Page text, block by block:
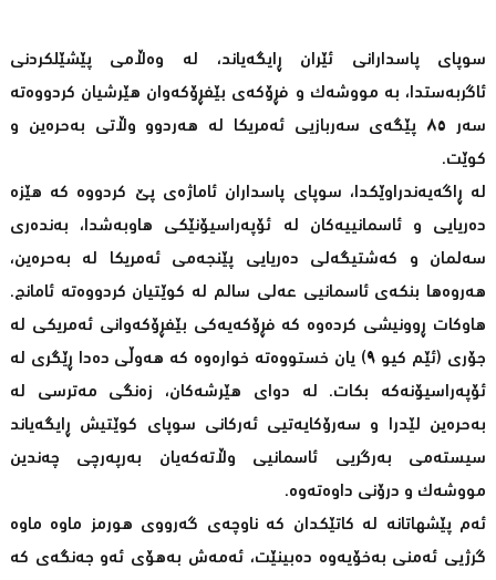
سوپای پاسدارانی ئێران ڕایگەیاند، لە وەڵامی پێشێلکردنی
ئاگربەستدا، بە مووشەک و فڕۆکەی بێفڕۆکەوان هێرشیان کردووەتە
سەر ٨٥ پێگەی سەربازیی ئەمریکا لە هەردوو وڵاتی بەحرەین و
کوێت.
لە ڕاگەیەندراوێکدا، سوپای پاسداران ئاماژەی پێ کردووە کە هێزە
دەریایی و ئاسمانییەکان لە ئۆپەراسیۆنێکی هاوبەشدا، بەندەری
سەلمان و کەشتیگەلی دەریایی پێنجەمی ئەمریکا لە بەحرەین،
هەروەها بنکەی ئاسمانیی عەلی سالم لە کوێتیان کردووەتە ئامانج.
هاوکات ڕوونیشی کردەوە کە فڕۆکەیەکی بێفڕۆکەوانی ئەمریکی لە
جۆری (ئێم کیو ٩) یان خستووەتە خوارەوە کە هەوڵی دەدا ڕێگری لە
ئۆپەراسیۆنەکە بکات. لە دوای هێرشەکان، زەنگی مەترسی لە
بەحرەین لێدرا و سەرۆکایەتیی ئەرکانی سوپای کوێتیش ڕایگەیاند
سیستەمی بەرگریی ئاسمانیی وڵاتەکەیان بەرپەرچی چەندین
مووشەک و درۆنی داوەتەوە.
ئەم پێشهاتانە لە کاتێکدان کە ناوچەی گەرووی هورمز ماوە ماوە
گرژیی ئەمنی بەخۆیەوە دەبینێت، ئەمەش بەهۆی ئەو جەنگەی کە